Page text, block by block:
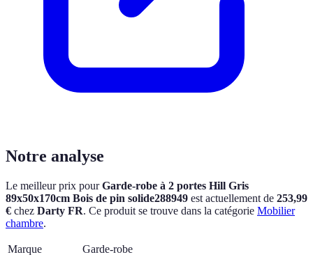
Notre analyse
Le meilleur prix pourGarde-robe à 2 portes Hill Gris
89x50x170cm Bois de pin solide288949 est actuellement de 253,99
€ chez Darty FR. Ce produit se trouve dans la catégorie Mobilier
chambre.
Marque
Garde-robe